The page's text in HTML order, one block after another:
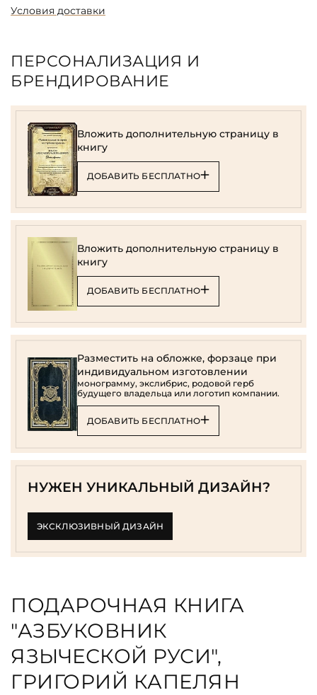
Условия доставки
ПЕРСОНАЛИЗАЦИЯ И
БРЕНДИРОВАНИЕ
Вложить дополнительную страницу в
книгу
ДОБАВИТЬ БЕСПЛАТНО
Вложить дополнительную страницу в
книгу
ДОБАВИТЬ БЕСПЛАТНО
Разместить на обложке, форзаце при
индивидуальном изготовлении
монограмму, экслибрис, родовой герб
будущего владельца или логотип компании.
ДОБАВИТЬ БЕСПЛАТНО
НУЖЕН УНИКАЛЬНЫЙ ДИЗАЙН?
ЭКСКЛЮЗИВНЫЙ ДИЗАЙН
ПОДАРОЧНАЯ КНИГА
"АЗБУКОВНИК
ЯЗЫЧЕСКОЙ РУСИ",
ГРИГОРИЙ КАПЕЛЯН